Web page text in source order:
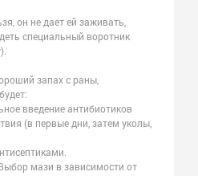
он не дает ей заживать,
специальный воротник
запах с раны,
введение антибиотиков
(в первые дни, затем уколы,
мази в зависимости от